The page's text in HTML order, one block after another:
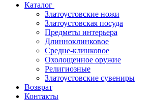
Каталог
Златоустовские ножи
Златоустовская посуда
Предметы интерьера
Длинноклинковое
Средне-клинковое
Охолощенное оружие
Религиозные
Златоустовские сувениры
Возврат
Контакты